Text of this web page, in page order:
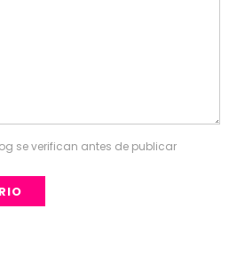
se verifican antes de publicar